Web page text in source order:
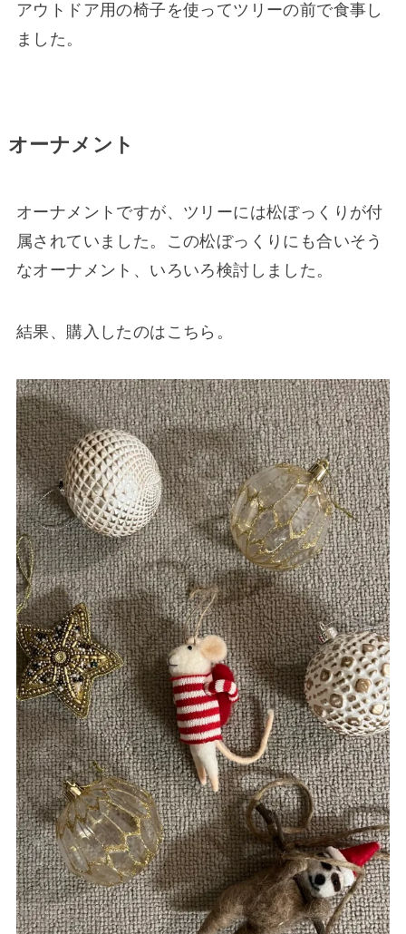
アウトドア用の椅子を使ってツリーの前で食事し
ました。
オーナメント
オーナメントですが、ツリーには松ぼっくりが付
属されていました。この松ぼっくりにも合いそう
なオーナメント、いろいろ検討しました。
結果、購入したのはこちら。